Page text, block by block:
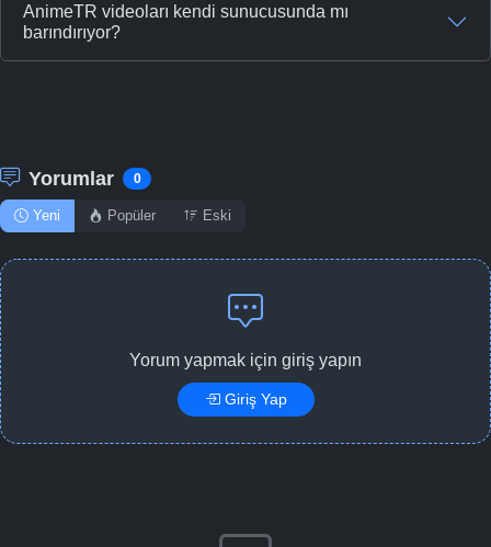
AnimeTR videoları kendi sunucusunda mı
barındırıyor?
Yorumlar 0
Yeni Popüler Eski
Yorum yapmak için giriş yapın
Giriş Yap